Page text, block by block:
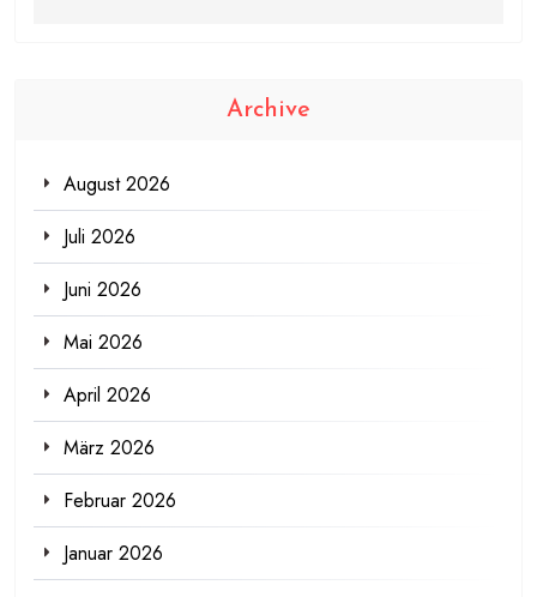
Archive
August 2026
Juli 2026
Juni 2026
Mai 2026
April 2026
März 2026
Februar 2026
Januar 2026